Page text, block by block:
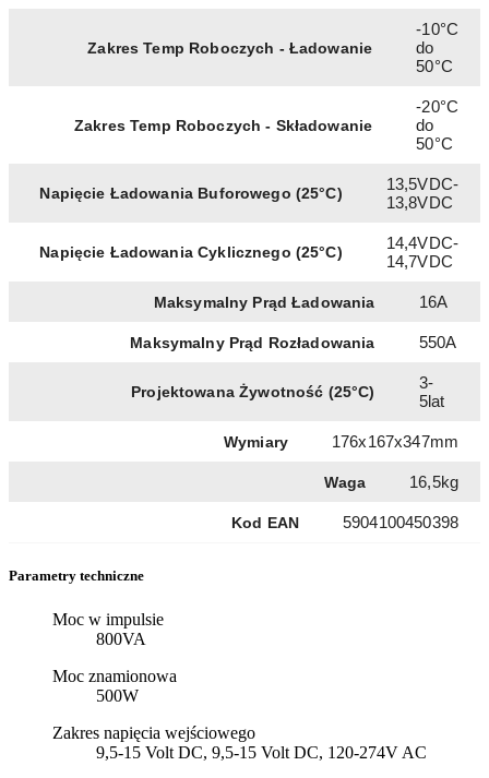
Zakres Temp Roboczych - Ładowanie
-10°C
do
50°C
Zakres Temp Roboczych - Składowanie
-20°C
do
50°C
Napięcie Ładowania Buforowego (25°C)
13,5VDC-
13,8VDC
Napięcie Ładowania Cyklicznego (25°C)
14,4VDC-
14,7VDC
Maksymalny Prąd Ładowania 16A
Maksymalny Prąd Rozładowania 550A
Projektowana Żywotność (25°C)
3-
5lat
Wymiary 176x167x347mm
Waga 16,5kg
Kod EAN 5904100450398
Parametry techniczne
Moc w impulsie
800VA
Moc znamionowa
500W
Zakres napięcia wejściowego
9,5-15 Volt DC, 9,5-15 Volt DC, 120-274V AC